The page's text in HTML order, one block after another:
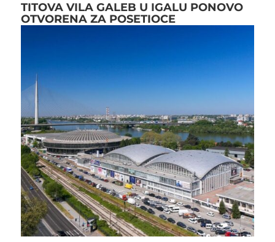
TITOVA VILA GALEB U IGALU PONOVO
OTVORENA ZA POSETIOCE